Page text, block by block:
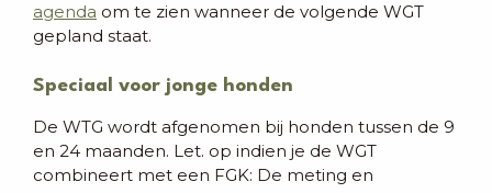
agenda om te zien wanneer de volgende WGT
gepland staat.
Speciaal voor jonge honden
De WTG wordt afgenomen bij honden tussen de 9
en 24 maanden. Let. op indien je de WGT
combineert met een FGK: De meting en